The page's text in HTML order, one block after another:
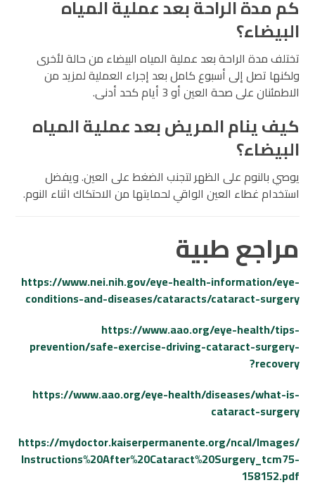
كم مدة الراحة بعد عملية المياه
البيضاء؟
تختلف مدة الراحة بعد عملية المياه البيضاء من حالة لأخرى
ولكنها تصل إلى أسبوع كامل بعد إجراء العملية لمزيد من
الاطمئنان على صحة العين أو 3 أيام كحد أدنى.
كيف ينام المريض بعد عملية المياه
البيضاء؟
يوصي بالنوم على الظهر لتجنب الضغط على العين. ويفضل
استخدام غطاء العين الواقي لحمايتها من الاحتكاك اثناء النوم.
مراجع طبية
https://www.nei.nih.gov/eye-health-information/eye-
conditions-and-diseases/cataracts/cataract-surgery
https://www.aao.org/eye-health/tips-
prevention/safe-exercise-driving-cataract-surgery-
recovery?
https://www.aao.org/eye-health/diseases/what-is-
cataract-surgery
https://mydoctor.kaiserpermanente.org/ncal/Images/
Instructions%20After%20Cataract%20Surgery_tcm75-
158152.pdf